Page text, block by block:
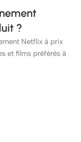
?
Netflix à prix
et films préférés à